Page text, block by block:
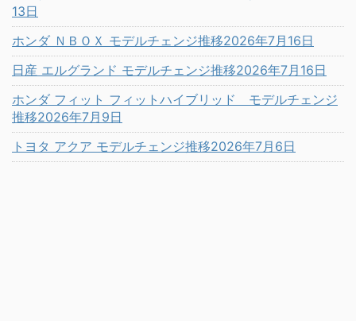
13日
ホンダ ＮＢＯＸ モデルチェンジ推移2026年7月16日
日産 エルグランド モデルチェンジ推移2026年7月16日
ホンダ フィット フィットハイブリッド モデルチェンジ
推移2026年7月9日
トヨタ アクア モデルチェンジ推移2026年7月6日